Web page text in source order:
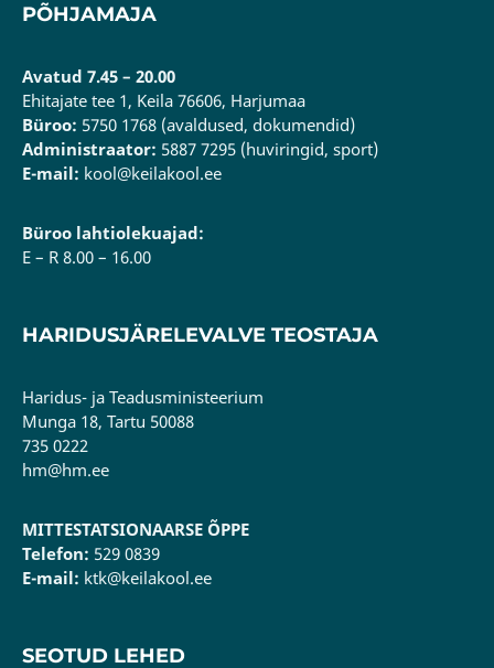
PÕHJAMAJA
Avatud 7.45 – 20.00
Ehitajate tee 1, Keila 76606, Harjumaa
Büroo: 5750 1768 (avaldused, dokumendid)
Administraator: 5887 7295 (huviringid, sport)
E-mail: kool@keilakool.ee
Büroo lahtiolekuajad:
E – R 8.00 – 16.00
HARIDUSJÄRELEVALVE TEOSTAJA
Haridus- ja Teadusministeerium
Munga 18, Tartu 50088
735 0222
hm@hm.ee
MITTESTATSIONAARSE ÕPPE
Telefon: 529 0839
E-mail: ktk@keilakool.ee
SEOTUD LEHED